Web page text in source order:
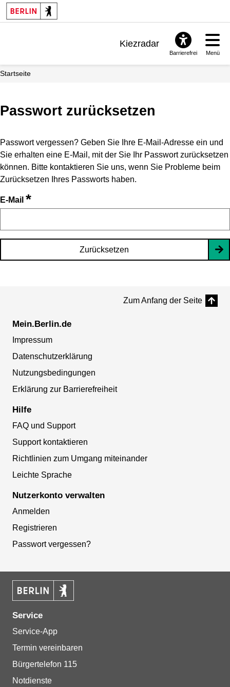
Kiezradar
Barrierefrei Menü
Startseite
Passwort zurücksetzen
Passwort vergessen? Geben Sie Ihre E-Mail-Adresse ein und
Sie erhalten eine E-Mail, mit der Sie Ihr Passwort zurücksetzen
können. Bitte kontaktieren Sie uns, wenn Sie Probleme beim
Zurücksetzen Ihres Passworts haben.
E-Mail *
Zurücksetzen
Zum Anfang der Seite
Mein.Berlin.de
Impressum
Datenschutzerklärung
Nutzungsbedingungen
Erklärung zur Barrierefreiheit
Hilfe
FAQ und Support
Support kontaktieren
Richtlinien zum Umgang miteinander
Leichte Sprache
Nutzerkonto verwalten
Anmelden
Registrieren
Passwort vergessen?
Service
Service-App
Termin vereinbaren
Bürgertelefon 115
Notdienste